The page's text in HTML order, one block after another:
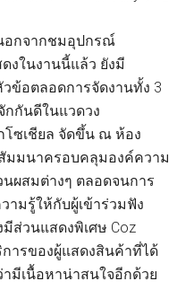
อกจากชมอุปกรณ์
งในงานนี้แล้ว ยังมี
ข้อตลอดการจัดงานทั้ง 3
กกันดีในแวดวง
ซเชียล จัดขึ้น ณ ห้อง
มมนาครอบคลุมองค์ความ
นผสมต่างๆ ตลอดจนการ
ามรู้ให้กับผู้เข้าร่วมฟัง
ส่วนแสดงพิเศษ Coz
ารของผู้แสดงสินค้าที่ได้
มีเนื้อหาน่าสนใจอีกด้วย